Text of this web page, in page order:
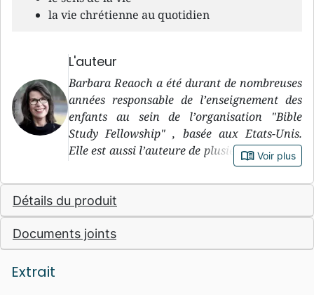
la vie chrétienne au quotidien
L'auteur
Barbara Reaoch a été durant de nombreuses
années responsable de l’enseignement des
enfants au sein de l’organisation "Bible
Study Fellowship" , basée aux Etats-Unis.
Elle est aussi l’auteure de plusieurs ouvrages
pour enfants, dont celui-ci est le premier
traduit en français.
book_open Voir plus
Détails du produit
Documents joints
Extrait